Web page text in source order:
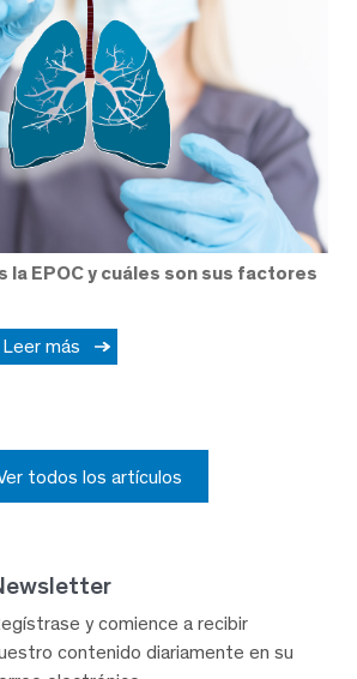
la EPOC y cuáles son sus factores
Leer más
Ver todos los artículos
y comience a recibir
contenido diariamente en su